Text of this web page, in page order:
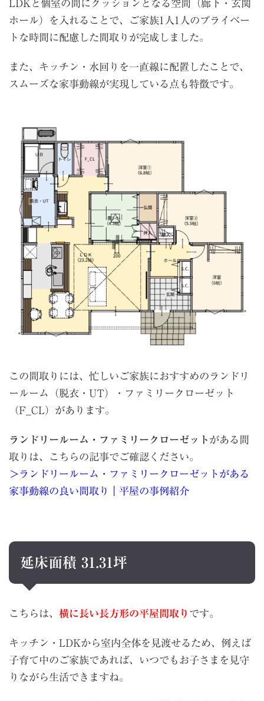
LDKと個室の間にクッションとなる空間（廊下・玄関
ホール）を入れることで、ご家族1人1人のプライベー
トな時間に配慮した間取りが完成しました。
また、キッチン・水回りを一直線に配置したことで、
スムーズな家事動線が実現している点も特徴です。
この間取りには、忙しいご家族におすすめのランドリ
ールーム（脱衣・UT）・ファミリークローゼット
（F_CL）があります。
ランドリールーム・ファミリークローゼット がある間
取りは、こちらの記事でご確認ください。
＞ランドリールーム・ファミリークローゼットがある
家事動線の良い間取り｜平屋の事例紹介
延床面積 31.31坪
こちらは、 横に長い長方形の平屋間取り です。
キッチン・LDKから室内全体を見渡せるため、例えば
子育て中のご家族であれば、いつでもお子さまを見守
りながら生活できますね。